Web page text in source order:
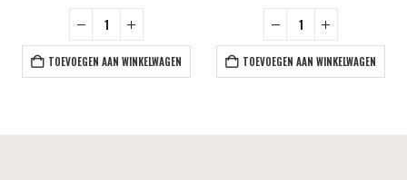
TOEVOEGEN AAN WINKELWAGEN TOEVOEGEN AAN WINKELWAGEN